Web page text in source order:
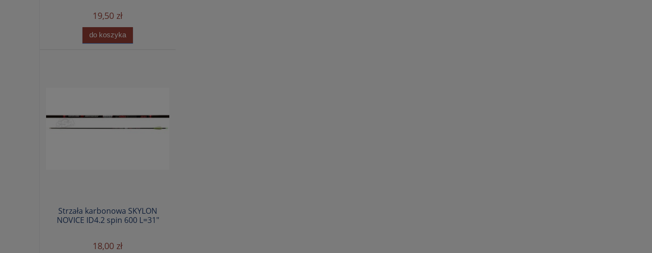
19,50 zł
do koszyka
Strzała karbonowa SKYLON
NOVICE ID4.2 spin 600 L=31"
18,00 zł